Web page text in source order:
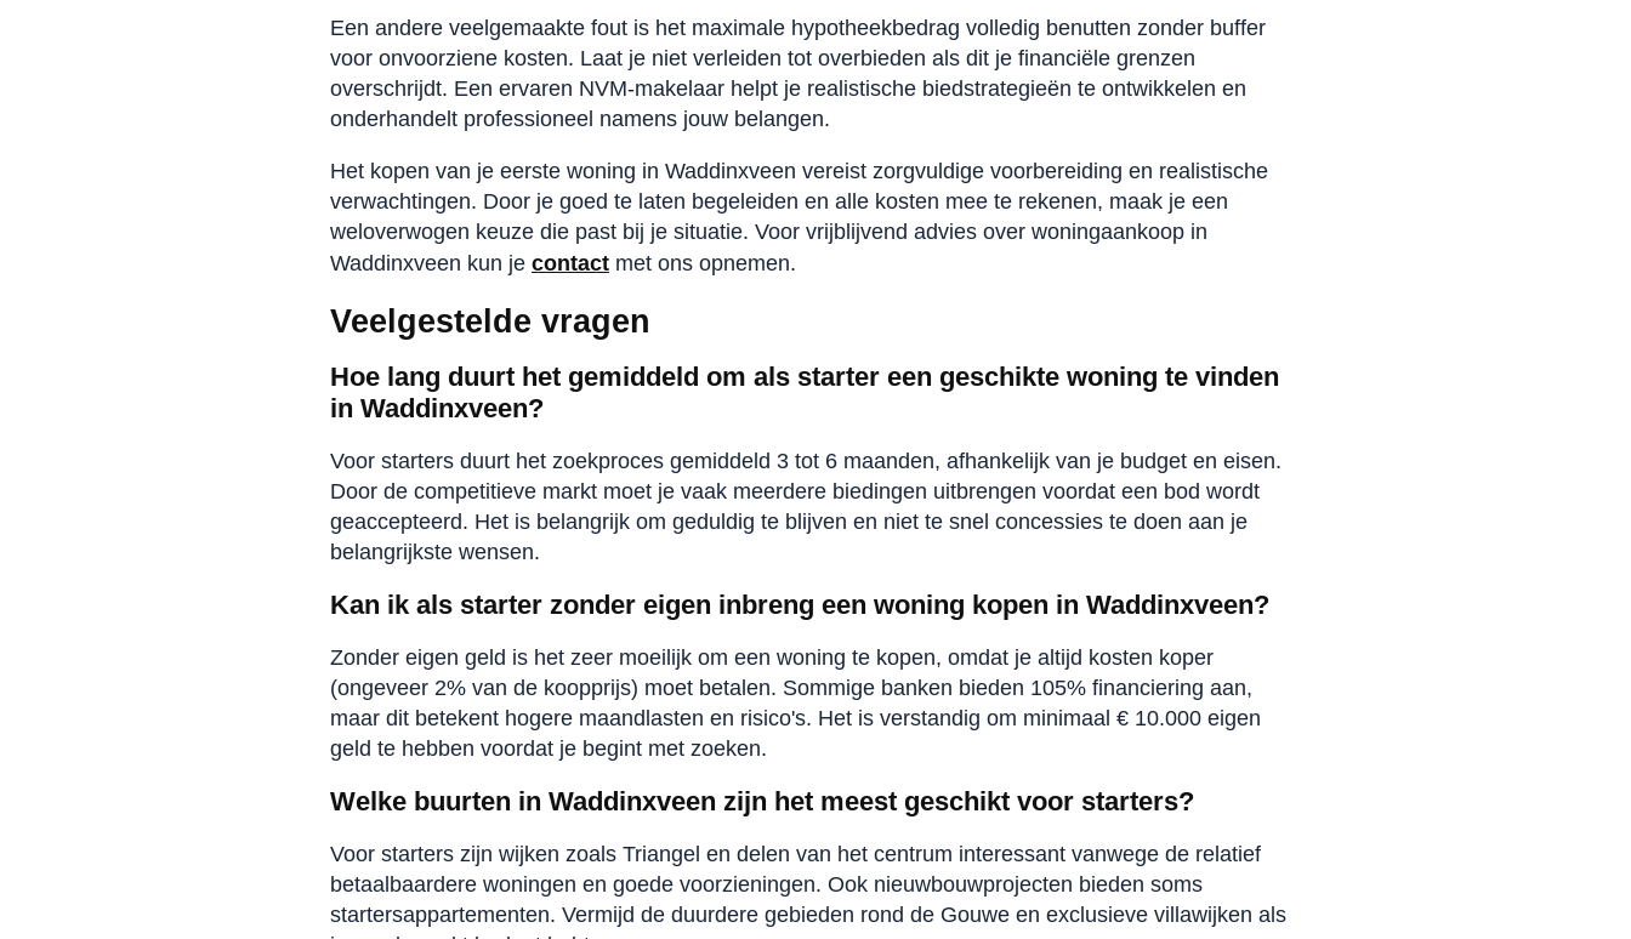
Een andere veelgemaakte fout is het maximale hypotheekbedrag volledig benutten zonder buffer
voor onvoorziene kosten. Laat je niet verleiden tot overbieden als dit je financiële grenzen
overschrijdt. Een ervaren NVM-makelaar helpt je realistische biedstrategieën te ontwikkelen en
onderhandelt professioneel namens jouw belangen.
Het kopen van je eerste woning in Waddinxveen vereist zorgvuldige voorbereiding en realistische
verwachtingen. Door je goed te laten begeleiden en alle kosten mee te rekenen, maak je een
weloverwogen keuze die past bij je situatie. Voor vrijblijvend advies over woningaankoop in
Waddinxveen kun je contact met ons opnemen.
Veelgestelde vragen
Hoe lang duurt het gemiddeld om als starter een geschikte woning te vinden
in Waddinxveen?
Voor starters duurt het zoekproces gemiddeld 3 tot 6 maanden, afhankelijk van je budget en eisen.
Door de competitieve markt moet je vaak meerdere biedingen uitbrengen voordat een bod wordt
geaccepteerd. Het is belangrijk om geduldig te blijven en niet te snel concessies te doen aan je
belangrijkste wensen.
Kan ik als starter zonder eigen inbreng een woning kopen in Waddinxveen?
Zonder eigen geld is het zeer moeilijk om een woning te kopen, omdat je altijd kosten koper
(ongeveer 2% van de koopprijs) moet betalen. Sommige banken bieden 105% financiering aan,
maar dit betekent hogere maandlasten en risico's. Het is verstandig om minimaal € 10.000 eigen
geld te hebben voordat je begint met zoeken.
Welke buurten in Waddinxveen zijn het meest geschikt voor starters?
Voor starters zijn wijken zoals Triangel en delen van het centrum interessant vanwege de relatief
betaalbaardere woningen en goede voorzieningen. Ook nieuwbouwprojecten bieden soms
startersappartementen. Vermijd de duurdere gebieden rond de Gouwe en exclusieve villawijken als